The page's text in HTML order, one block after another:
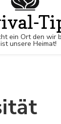
ein Ort den wir
ist unsere Heimat!